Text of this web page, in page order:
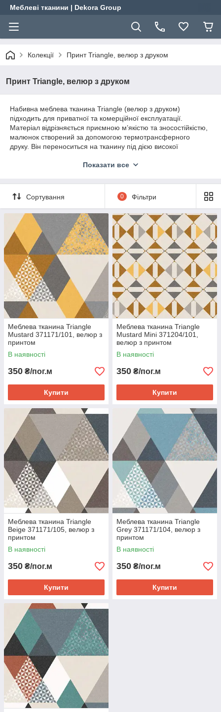
Меблеві тканини | Dekora Group
Колекції Принт Triangle, велюр з друком
Принт Triangle, велюр з друком
Набивна меблева тканина Triangle (велюр з друком)
підходить для приватної та комерційної експлуатації.
Матеріал відрізняється приємною м’якістю та зносостійкістю,
малюнок створений за допомогою термотрансферного
друку. Він переноситься на тканину під дією високої
відразу з твердого на газоподібне, минаючи рідку
мікроструктуру волокон тканини. Малюнок фактично не
фарбує тканину, а глибоко закарбовується в ній. Завдяки
методу термотрансферного друку можна отримати найбільш
яскраві і насичені кольори, які відповідають стабільним і
зносостійким характеристикам тканини.
Стійкість до стирання – 210 000 циклів, ширина тканини – 142
см, довжина рулону – 50 м, щільність – 355 г/м², склад –
100% поліестер.
Dekora Group пропонує меблеві, інтер’єрні та оббивні
тканини гуртом та на відріз зі складу у Львові. Замовлення
приймаються в онлайн-режимі та за телефоном. Відріз – від
10 см. Працюємо зі спеціалістами з перетяжки меблів,
дизайнерами, меблевими салонами. Відправляємо матеріал
Новою поштою.
Показати все
Сортування 0 Фільтри
Меблева тканина Triangle
Mustard 371171/101, велюр з
принтом
В наявності
350 ₴/пог.м
Купити
Меблева тканина Triangle
Mustard Mini 371204/101,
велюр з принтом
В наявності
350 ₴/пог.м
Купити
Меблева тканина Triangle
Beige 371171/105, велюр з
принтом
В наявності
350 ₴/пог.м
Купити
Меблева тканина Triangle
Grey 371171/104, велюр з
принтом
В наявності
350 ₴/пог.м
Купити